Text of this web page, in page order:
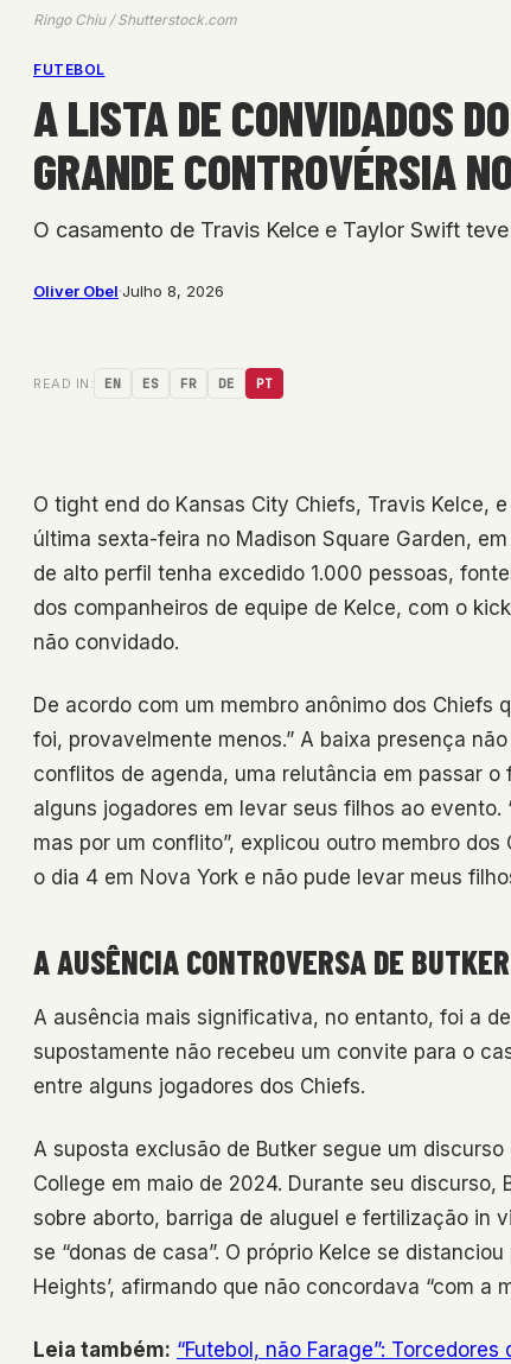
Ringo Chiu / Shutterstock.com
FUTEBOL
A LISTA DE CONVIDADOS
GRANDE CONTROVÉRSIA
O casamento de Travis Kelce e Taylor Swift
Oliver Obel·Julho 8, 2026
READ IN: EN ES FR DE PT
O tight end do Kansas City Chiefs, Travis Kelce,
última sexta-feira no Madison Square Garden,
de alto perfil tenha excedido 1.000 pessoas,
dos companheiros de equipe de Kelce, com o
não convidado.
De acordo com um membro anônimo dos Chiefs
foi, provavelmente menos.” A baixa presença
conflitos de agenda, uma relutância em passar
alguns jogadores em levar seus filhos ao
mas por um conflito”, explicou outro membro
o dia 4 em Nova York e não pude levar meus
A AUSÊNCIA CONTROVERSA DE BUTKER
A ausência mais significativa, no entanto, foi a
supostamente não recebeu um convite para o
entre alguns jogadores dos Chiefs.
A suposta exclusão de Butker segue um
College em maio de 2024. Durante seu
sobre aborto, barriga de aluguel e fertilização in
se “donas de casa”. O próprio Kelce se
Heights’, afirmando que não concordava “com a
Leia também: “Futebol, não Farage”: